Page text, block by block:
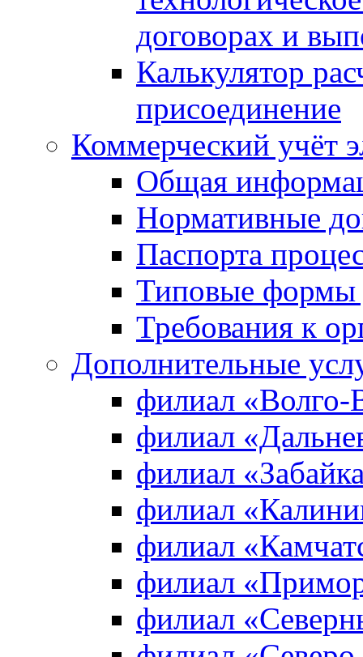
договорах и
Калькулятор
присоединение
Коммерческий учёт
Общая
Нормативные
Паспорта
Типовые формы
Требования к
Дополнительные
филиал «Волго-
филиал
филиал
филиал
филиал
филиал
филиал